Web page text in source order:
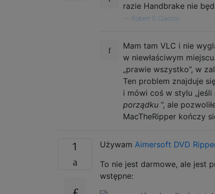
razie Handbrake nie
Robert S Ciaccio
Mam tam VLC i nie
w niewłaściwym
„prawie wszystko”, w
Ten problem znajduje
i mówi coś w stylu
porządku ”, ale
MacTheRipper kończy
1 Używam Aimersoft DVD
To nie jest darmowe, ale jest
wstępne: